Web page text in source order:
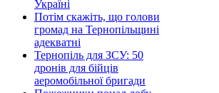
Україні
Потім скажіть, що голови
громад на Тернопільщині
адекватні
Тернопіль для ЗСУ: 50
дронів для бійців
аеромобільної бригади